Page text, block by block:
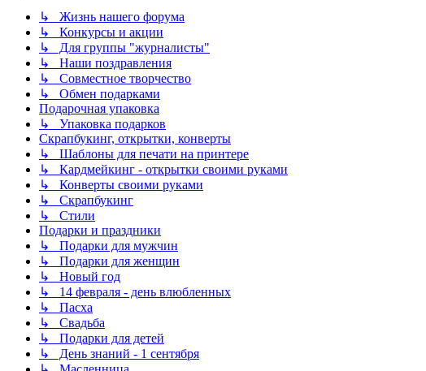
↳ Жизнь нашего форума
↳ Конкурсы и акции
↳ Для группы "журналисты"
↳ Наши поздравления
↳ Совместное творчество
↳ Обмен подарками
Подарочная упаковка
↳ Упаковка подарков
Скрапбукинг, открытки, конверты
↳ Шаблоны для печати на принтере
↳ Кардмейкинг - открытки своими руками
↳ Конверты своими руками
↳ Скрапбукинг
↳ Стили
Подарки и праздники
↳ Подарки для мужчин
↳ Подарки для женщин
↳ Новый год
↳ 14 февраля - день влюбленных
↳ Пасха
↳ Свадьба
↳ Подарки для детей
↳ День знаний - 1 сентября